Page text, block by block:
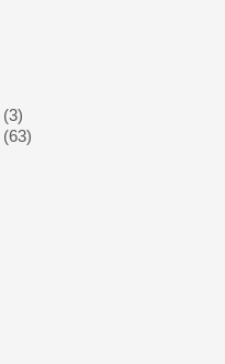
(3)
(63)